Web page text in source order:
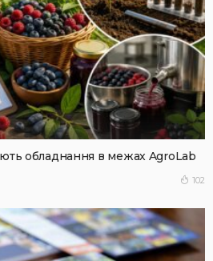
обладнання в межах AgroLab
102